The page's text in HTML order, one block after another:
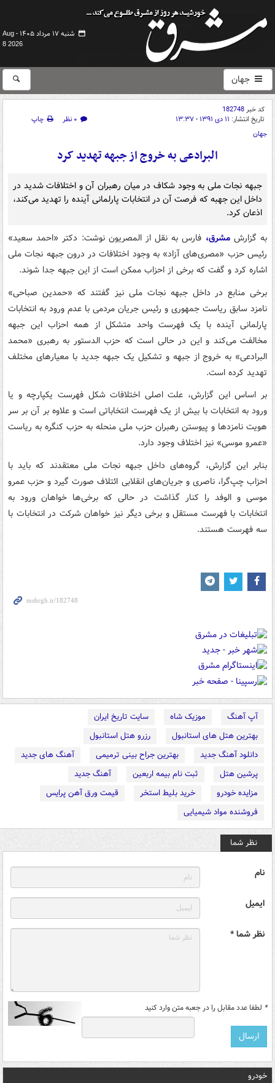
شنبه ۱۷ مرداد ۱۴۰۵ -
Aug
8 2026
جهان
کد خبر182748
تاریخ انتشار: ۱۱ دی ۱۳۹۱ - ۱۳:۳۷ ۰ نظر
چاپ
جهان
البرادعی به خروج از جبهه تهدید کرد
جبهه نجات ملی به وجود شکاف در میان رهبران آن و اختلافات شدید در
داخل این جهبه که فرصت آن در انتخابات پارلمانی آینده را تهدید می‌کند،
اذعان کرد.
به گزارشمشرق، فارس به نقل از المصریون نوشت: دکتر «احمد سعید»
رئیس حزب «مصری‌های آزاد» به وجود اختلافات در درون جبهه نجات ملی
اشاره کرد و گفت که برخی از احزاب ممکن است از این جبهه جدا شوند.
برخی منابع در داخل جبهه نجات ملی نیز گفتند که «حمدین صباحی»
نامزد سابق ریاست جمهوری و رئیس جریان مردمی با عدم ورود به انتخابات
پارلمانی آینده با یک فهرست واحد متشکل از همه احزاب این جبهه
مخالفت می‌کند و این در حالی است که حزب الدستور به رهبری «محمد
البرادعی» به خروج از جبهه و تشکیل یک جبهه جدید با معیارهای مختلف
تهدید کرده است.
بر اساس این گزارش، علت اصلی اختلافات شکل فهرست یکپارچه و یا
ورود به انتخابات با بیش از یک فهرست انتخاباتی است و علاوه بر آن بر سر
هویت نامزدها و پیوستن رهبران حزب ملی منحله به حزب کنگره به ریاست
«عمرو موسی» نیز اختلاف وجود دارد.
بنابر این گزارش، گروه‌های داخل جبهه نجات ملی معتقدند که باید با
احزاب چپ‌گرا، ناصری و جریان‌های انقلابی ائتلاف صورت گیرد و حزب عمرو
موسی و الوفد را کنار گذاشت در حالی که برخی‌ها خواهان ورود به
انتخابات با فهرست‌ مستقل و برخی دیگر نیز خواهان شرکت در انتخابات با
سه فهرست هستند.
آپ آهنگ موزیک شاه
سایت تاریخ ایران
بهترین هتل های استانبول
رزرو هتل استانبول
دانلود آهنگ جدید
بهترین جراح بینی ترمیمی
آهنگ های جدید
پرشین هتل
ثبت نام بیمه اربعین
آهنگ جدید
مزایده خودرو
خرید بلیط استخر
قیمت ورق آهن پرایس
فروشنده مواد شیمیایی
نظر شما
نام
ایمیل
نظر شما *
* لطفا عدد مقابل را در جعبه متن وارد کنید
خودرو